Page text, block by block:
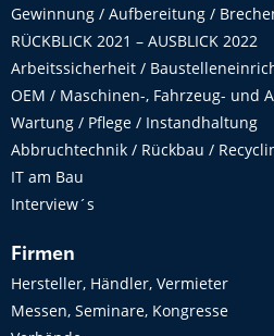
Gewinnung / Aufbereitung /
RÜCKBLICK 2021 – AUSBLICK 2022
Arbeitssicherheit /
OEM / Maschinen-, Fahrzeug- und
Wartung / Pflege / Instandhaltung
Abbruchtechnik / Rückbau /
IT am Bau
Interview´s
Firmen
Hersteller, Händler, Vermieter
Messen, Seminare, Kongresse